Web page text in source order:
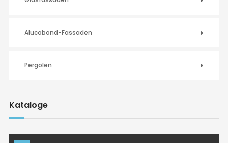
Alucobond-Fassaden
Pergolen
Kataloge